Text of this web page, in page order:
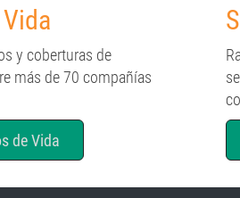
y coberturas de
más de 70 compañías
de Vida